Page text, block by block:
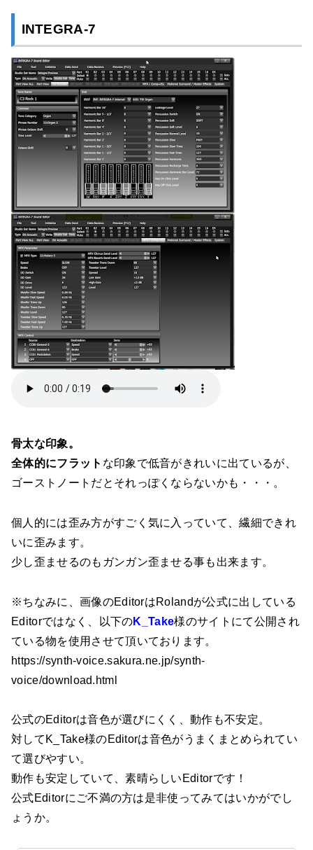
INTEGRA-7
骨太な印象。
全体的にフラット な印象で低音がきれいに出ているが、
ゴーストノートだとそれっぽくならないかも・・・。
個人的には歪み方がすごく気に入っていて、繊細できれ
いに歪みます。
少し歪ませるのもガンガン歪ませる事も出来ます。
※ちなみに、画像のEditorはRolandが公式に出している
Editorではなく、以下のK_Take様のサイトにて公開され
ている物を使用させて頂いております。
https://synth-voice.sakura.ne.jp/synth-
voice/download.html
公式のEditorは音色が選びにくく、動作も不安定。
対してK_Take様のEditorは音色がうまくまとめられてい
て選びやすい。
動作も安定していて、素晴らしいEditorです！
公式Editorにご不満の方は是非使ってみてはいかがでし
ょうか。